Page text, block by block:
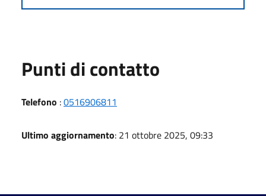
Punti di contatto
Telefono :0516906811
Ultimo aggiornamento: 21 ottobre 2025, 09:33